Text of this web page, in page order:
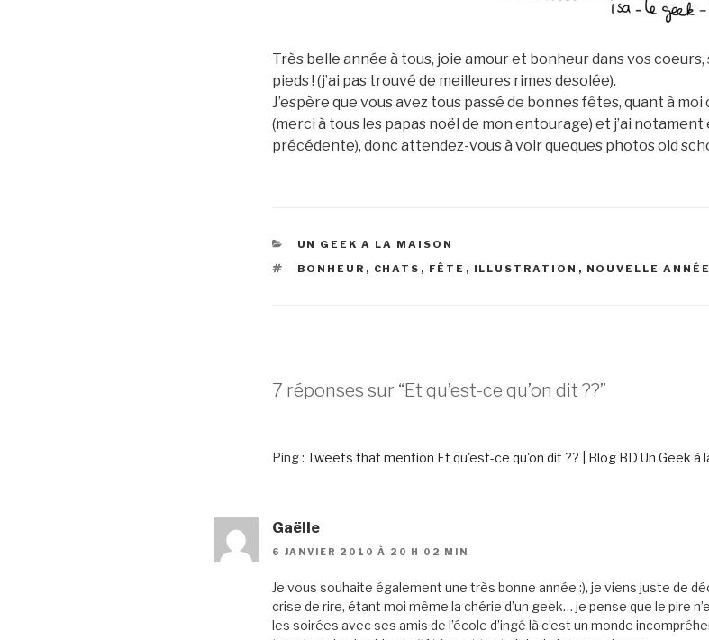
Très belle année à tous, joie amour et bonheur dans vos coeurs,
pieds ! (j’ai pas trouvé de meilleures rimes desolée).
J’espère que vous avez tous passé de bonnes fêtes, quant à
(merci à tous les papas noël de mon entourage) et j’ai
précédente), donc attendez-vous à voir queques photos old
CATÉGORIES
UN GEEK A LA MAISON
ÉTIQUETTES
BONHEUR , CHATS , FÊTE , ILLUSTRATION , NOUVELLE ANNÉE
7 réponses sur “Et qu’est-ce qu’on dit ??”
Ping : Tweets that mention Et qu'est-ce qu'on dit ?? | Blog BD Un Geek à
Gaëlle
6 JANVIER 2010 À 20 H 02 MIN
Je vous souhaite également une très bonne année :), je viens juste de
crise de rire, étant moi même la chérie d’un geek… je pense que le pire
les soirées avec ses amis de l’école d’ingé là c’est un monde